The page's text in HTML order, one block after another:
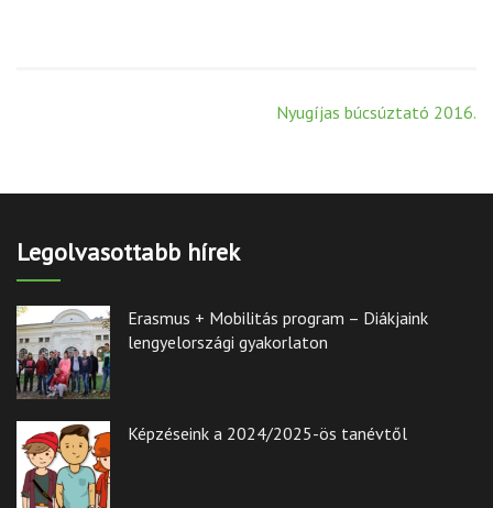
Nyugíjas búcsúztató 2016.
Legolvasottabb hírek
Erasmus + Mobilitás program – Diákjaink
lengyelországi gyakorlaton
Képzéseink a 2024/2025-ös tanévtől